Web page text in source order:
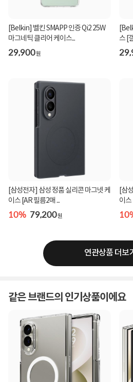
[Belkin] 벨킨 SMAPP 인증 Qi2 25W
마그네틱 클리어 케이스...
29,900원
[삼성전자] 삼성 정품 실리콘 마그넷 케
이스 [AR 필름2매 ...
10% 79,200원
[삼
이스
연관상품 더보기
같은 브랜드의 인기상품이에요